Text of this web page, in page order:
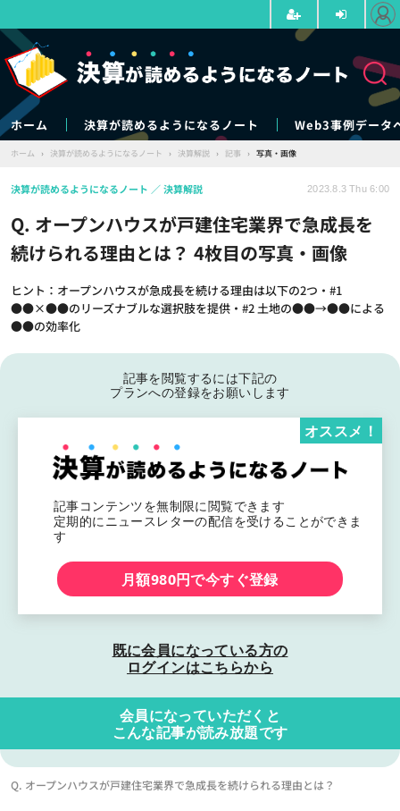
ホーム 決算が読めるようになるノート Web3事例データ
ホーム › 決算が読めるようになるノート › 決算解説 › 記事 › 写真・画像
Q. オープンハウスが戸建住宅業界で急成長を
続けられる理由とは？ 4枚目の写真・画像
ヒント：オープンハウスが急成長を続ける理由は以下の2つ・#1
●●×●●のリーズナブルな選択肢を提供・#2 土地の●●→●●による
●●の効率化
決算が読めるようになるノート 決算解説 2023.8.3 Thu 6:00
記事を閲覧するには下記の
プランへの登録をお願いします
記事コンテンツを無制限に閲覧できます
定期的にニュースレターの配信を受けることができま
す
オススメ！
月額980円で今すぐ登録
既に会員になっている方の
ログインはこちらから
会員になっていただくと
こんな記事が読み放題です
Q. オープンハウスが戸建住宅業界で急成長を続けられる理由とは？